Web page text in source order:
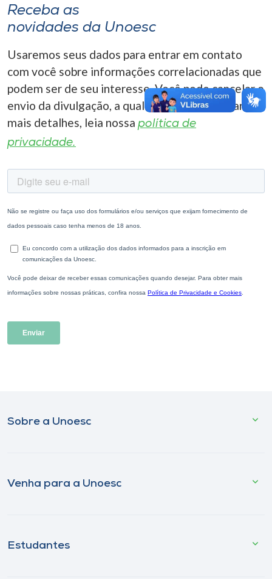
A-
Receba as
novidades da Unoesc
Usaremos seus dados para entrar em contato
com você sobre informações correlacionadas que
podem ser de seu interesse. Você pode cancelar o
envio da divulgação, a qualquer momento. Para
mais detalhes, leia nossa política de
privacidade.
Sobre a Unoesc
Venha para a Unoesc
Estudantes